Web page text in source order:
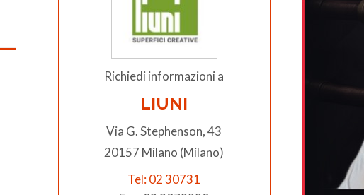
Richiedi informazioni a
LIUNI
Via G. Stephenson, 43
20157 Milano (Milano)
Tel: 02 30731